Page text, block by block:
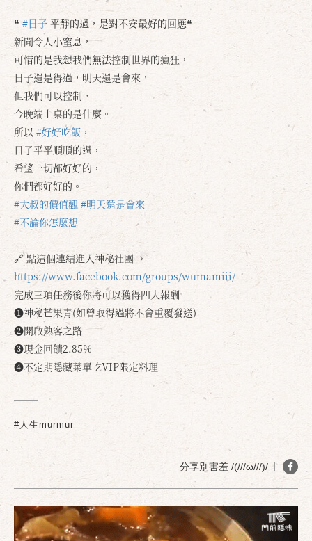
❝ #日子 平靜的過，是對不安最好的回應❝
新聞令人小窒息，
可惜的是我想我們無法控制世界的瘋狂，
日子還是得過，明天還是會來，
但我們可以控制，
今晚端上桌的是什麼。
所以 #好好吃飯 ，
日子平平順順的過，
希望一切都好好的，
你們都好好的。
#大叔的價值觀 #明天還是會來
#不論你怎麼想
🔗 點這個連結進入神秘社團→
https://www.facebook.com/groups/wumamiii/
完成三項任務後你將可以獲得四大報酬
❶神秘芒果青(如曾取得過將不會重覆發送)
❷開啟熟客之路
❸現金回饋2.85%
❹不定期隱藏菜單吃VIP限定料理
#人生murmur
分享別害羞 /(///ω///)/
確定 取消